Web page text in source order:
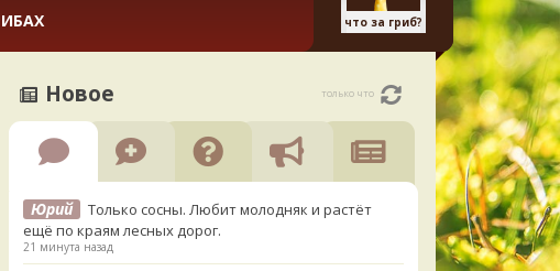
что за гриб?
Новое только что
Юрий
Только сосны. Любит молодняк и растёт
ещё по краям лесных дорог.
21 минута назад